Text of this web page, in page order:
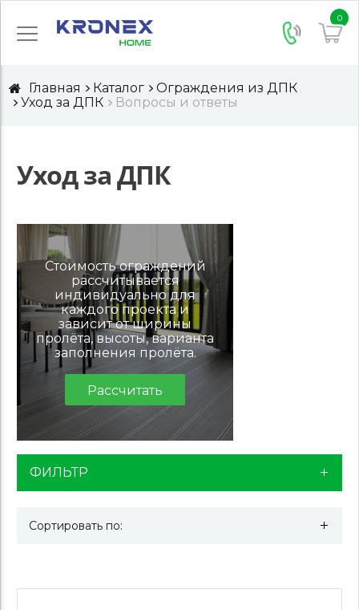
0
Главная Каталог
Ограждения из ДПК
Уход за ДПК
Вопросы и ответы
Уход за ДПК
Стоимость ограждений
рассчитывается
индивидуально для
каждого проекта и
зависит от ширины
пролёта, высоты, варианта
заполнения пролёта.
Рассчитать
ФИЛЬТР
Сортировать по: